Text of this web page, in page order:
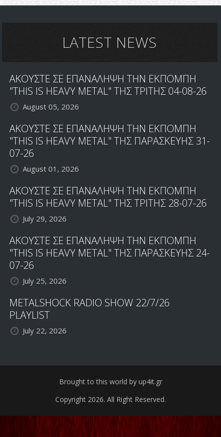
LATEST NEWS
ΑΚΟΥΣΤΕ ΣΕ ΕΠΑΝΑΛΗΨΗ ΤΗΝ ΕΚΠΟΜΠΗ
"THIS IS HEAVY METAL" ΤΗΣ ΤΡΙΤΗΣ 04-08-26
August 05, 2026
ΑΚΟΥΣΤΕ ΣΕ ΕΠΑΝΑΛΗΨΗ ΤΗΝ ΕΚΠΟΜΠΗ
"THIS IS HEAVY METAL" ΤΗΣ ΠΑΡΑΣΚΕΥΗΣ 31-
07-26
August 01, 2026
ΑΚΟΥΣΤΕ ΣΕ ΕΠΑΝΑΛΗΨΗ ΤΗΝ ΕΚΠΟΜΠΗ
"THIS IS HEAVY METAL" ΤΗΣ ΤΡΙΤΗΣ 28-07-26
July 29, 2026
ΑΚΟΥΣΤΕ ΣΕ ΕΠΑΝΑΛΗΨΗ ΤΗΝ ΕΚΠΟΜΠΗ
"THIS IS HEAVY METAL" ΤΗΣ ΠΑΡΑΣΚΕΥΗΣ 24-
07-26
July 25, 2026
METALSHOCK RADIO SHOW 22/7/26
PLAYLIST
July 22, 2026
Brought to this world by up4it.gr
Copyright 2026. All Right Reserved.